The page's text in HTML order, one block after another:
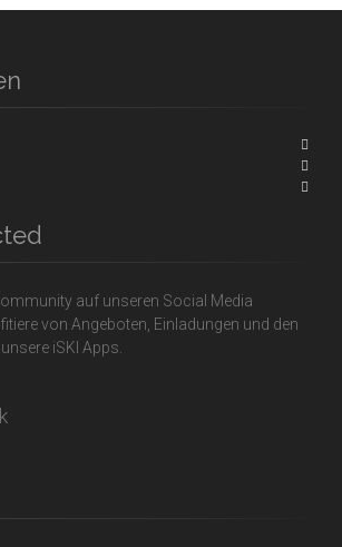
auf unseren Social Media
von Angeboten, Einladungen und den
iSKI Apps.